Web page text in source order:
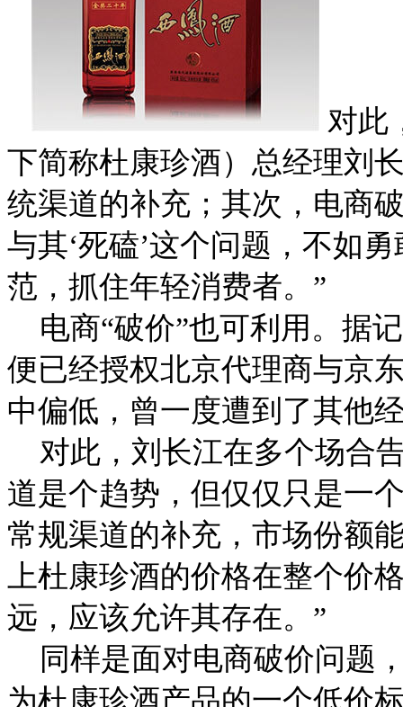
对此
下简称杜康珍酒）总经理刘
统渠道的补充；其次，电商
与其‘死磕’这个问题，不如
范，抓住年轻消费者。”
电商“破价”也可利用。据
便已经授权北京代理商与京
中偏低，曾一度遭到了其他
对此，刘长江在多个场合
道是个趋势，但仅仅只是一
常规渠道的补充，市场份额
上杜康珍酒的价格在整个价
远，应该允许其存在。”
同样是面对电商破价问题
为杜康珍酒产品的一个低价